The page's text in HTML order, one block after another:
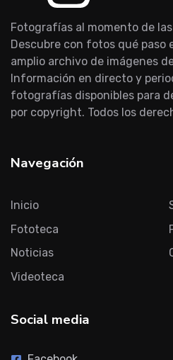
Fotografías al momento de
Descubre con fotos qué paso
amplio archivo de imágenes
Información en directo y
fotografías disponibles para
por copyright. Todos los
Navegación
Inicio
Fototeca
Noticias
Videoteca
Social media